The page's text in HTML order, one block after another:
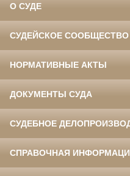
О СУДЕ
СУДЕЙСКОЕ СООБЩЕСТВО
НОРМАТИВНЫЕ АКТЫ
ДОКУМЕНТЫ СУДА
СУДЕБНОЕ
СПРАВОЧНАЯ